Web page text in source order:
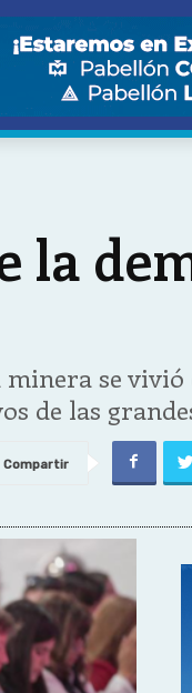
la
se vivió
de las
Compartir